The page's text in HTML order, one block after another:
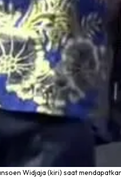
Widjaja (kiri) saat